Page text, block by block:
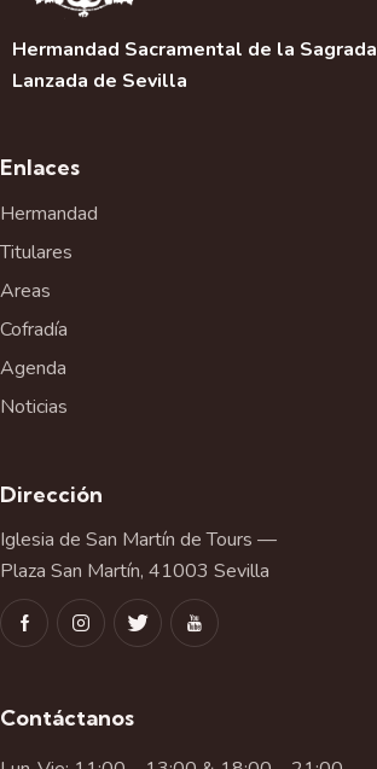
Hermandad Sacramental de la Sagrada
Lanzada de Sevilla
Enlaces
Hermandad
Titulares
Areas
Cofradía
Agenda
Noticias
Dirección
Iglesia de San Martín de Tours —
Plaza San Martín, 41003 Sevilla
Contáctanos